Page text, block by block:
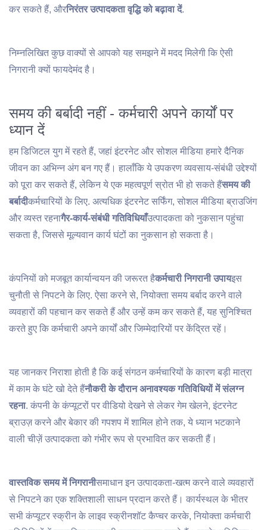
कर सकते हैं, औरनिरंतर उत्पादकता वृद्धि को बढ़ावा दें.
निम्नलिखित कुछ वाक्यों से आपको यह समझने में मदद मिलेगी कि ऐसी
निगरानी क्यों फायदेमंद है।
समय की बर्बादी नहीं - कर्मचारी अपने कार्यों पर
ध्यान दें
हम डिजिटल युग में रहते हैं, जहां इंटरनेट और सोशल मीडिया हमारे दैनिक
जीवन का अभिन्न अंग बन गए हैं। हालाँकि ये उपकरण व्यवसाय-संबंधी उद्देश्यों
को पूरा कर सकते हैं, लेकिन ये एक महत्वपूर्ण स्रोत भी हो सकते हैंसमय की
बर्बादीकर्मचारियों के लिए. अत्यधिक इंटरनेट सर्फिंग, सोशल मीडिया ब्राउजिंग
और व्यस्त रहनागैर-कार्य-संबंधी गतिविधियाँउत्पादकता को नुकसान पहुंचा
सकता है, जिससे मूल्यवान कार्य घंटों का नुकसान हो सकता है।
कंपनियों को मजबूत कार्यान्वयन की जरूरत हैकर्मचारी निगरानी उपायइस
चुनौती से निपटने के लिए. ऐसा करने से, नियोक्ता समय बर्बाद करने वाले
व्यवहारों की पहचान कर सकते हैं और उन्हें कम कर सकते हैं, यह सुनिश्चित
करते हुए कि कर्मचारी अपने कार्यों और जिम्मेदारियों पर केंद्रित रहें।
यह जानकर निराशा होती है कि कई संगठन कर्मचारियों के कारण बड़ी मात्रा
में काम के घंटे खो देते हैंनौकरी के दौरान अनावश्यक गतिविधियों में संलग्न
रहना. कंपनी के कंप्यूटरों पर वीडियो देखने से लेकर गेम खेलने, इंटरनेट
ब्राउज़ करने और बेकार की गपशप में शामिल होने तक, ये ध्यान भटकाने
वाली चीज़ें उत्पादकता को गंभीर रूप से प्रभावित कर सकती हैं।
वास्तविक समय में निगरानीसमाधान इन उत्पादकता-खत्म करने वाले व्यवहारों
से निपटने का एक शक्तिशाली साधन प्रदान करते हैं। कार्यस्थल के भीतर
सभी कंप्यूटर स्क्रीन के लाइव स्क्रीनशॉट कैप्चर करके, नियोक्ता कर्मचारी